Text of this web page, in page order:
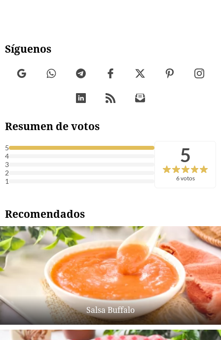
Síguenos
Resumen de votos
5
4
3
2
1
5
6 votos
Recomendados
Salsa Buffalo